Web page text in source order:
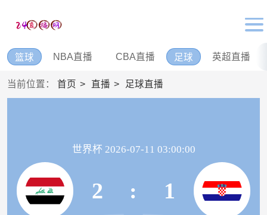
篮球 NBA直播 CBA直播 足球 英超直播
当前位置： 首页 直播 足球直播
世界杯 2026-07-11 03:00:00
2 : 1